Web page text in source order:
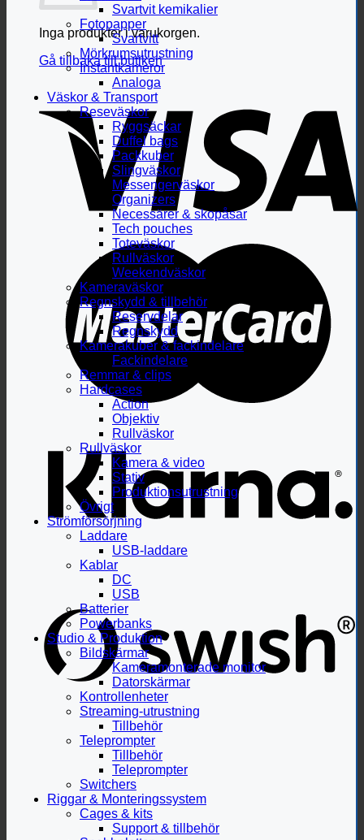
Inga produkter i varukorgen.
Gå tillbaka till butiken
Svartvit kemikalier
Fotopapper
Svartvitt
Mörkrumsutrustning
Instantkameror
Analoga
Väskor & Transport
Reseväskor
Ryggsäckar
Duffel bags
Packkuber
Slingväskor
Messengerväskor
Organizers
Necessärer & skopåsar
Tech pouches
Toteväskor
Rullväskor
Weekendväskor
Kameraväskor
Regnskydd & tillbehör
Reservdelar
Regnskydd
Kamerakuber & fackindelare
Fackindelare
Remmar & clips
Hardcases
Action
Objektiv
Rullväskor
Rullväskor
Kamera & video
Stativ
Produktionsutrustning
Övrigt
Strömförsörjning
Laddare
USB-laddare
Kablar
DC
USB
Batterier
Powerbanks
Studio & Produktion
Bildskärmar
Kameramonterade monitor
Datorskärmar
Kontrollenheter
Streaming-utrustning
Tillbehör
Teleprompter
Tillbehör
Teleprompter
Switchers
Riggar & Monteringssystem
Cages & kits
Support & tillbehör